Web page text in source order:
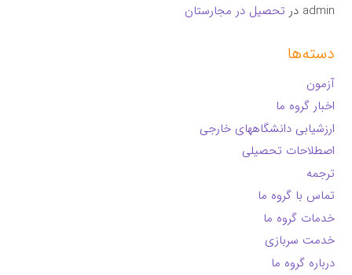
admin در تحصیل در مجارستان
دسته‌ها
آزمون
اخبار گروه ما
ارزشیابی دانشگاههای خارجی
اصطلاحات تحصیلی
ترجمه
تماس با گروه ما
خدمات گروه ما
خدمت سربازی
درباره گروه ما